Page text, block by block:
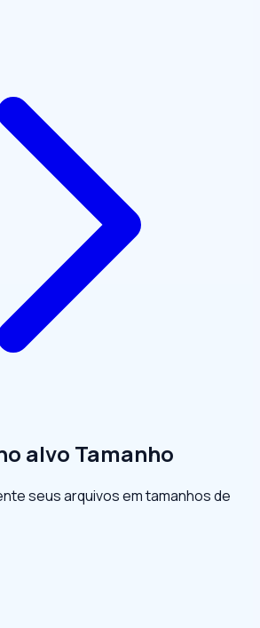
alvo Tamanho
seus arquivos em tamanhos de